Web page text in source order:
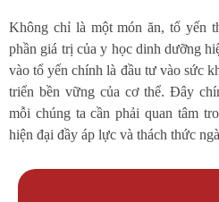
Không chỉ là một món ăn, tổ yến
phần giá trị của y học dinh dưỡng
vào tổ yến chính là đầu tư vào sức
triển bền vững của cơ thể. Đây
mỗi chúng ta cần phải quan tâm
hiện đại đầy áp lực và thách thức